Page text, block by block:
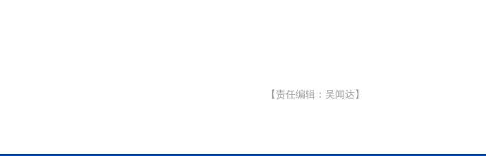
【责任编辑：吴闻达】